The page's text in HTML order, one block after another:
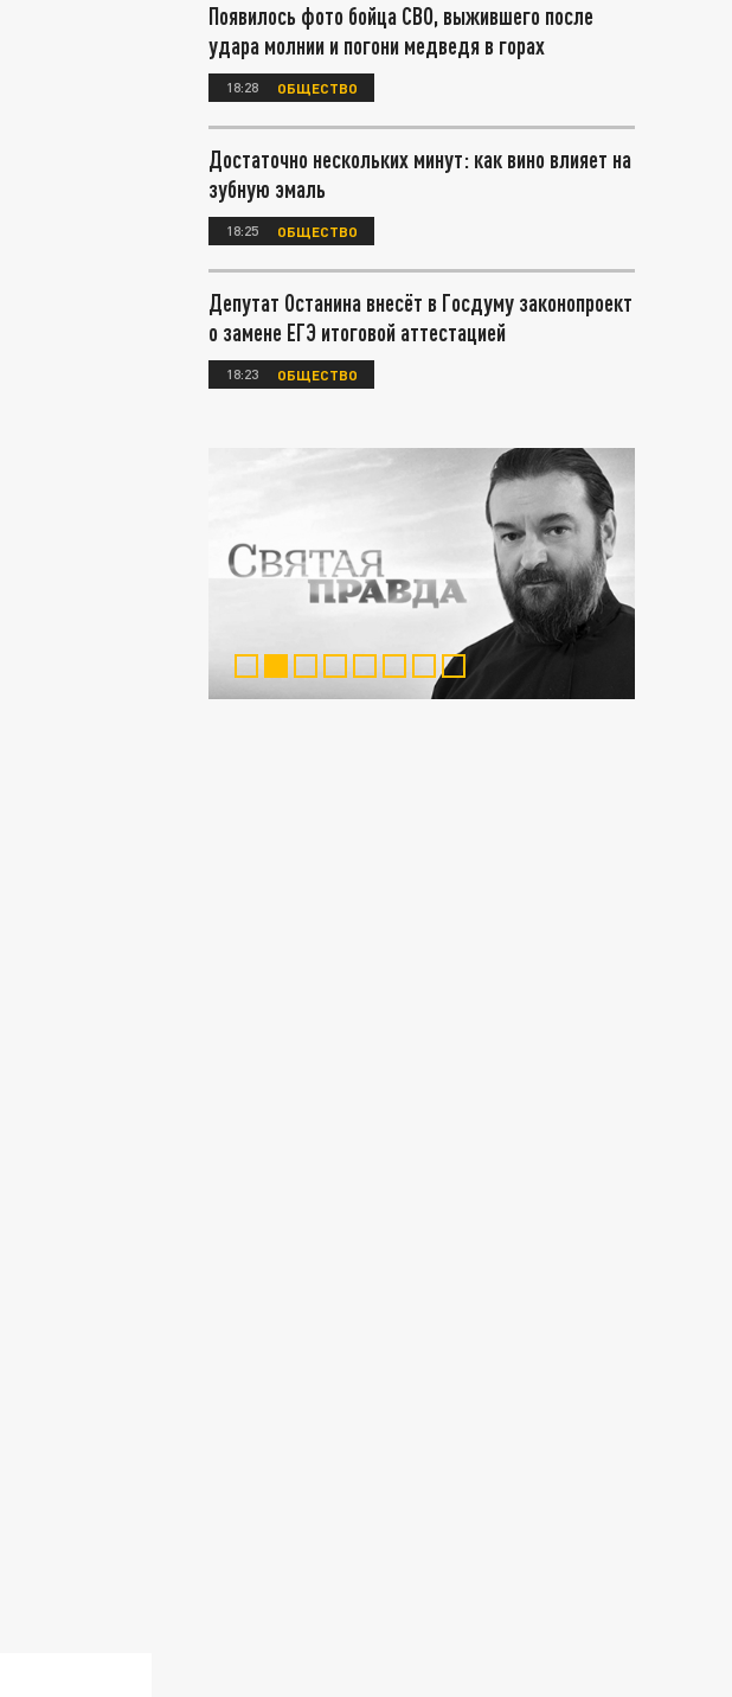
Появилось фото бойца СВО, выжившего после
удара молнии и погони медведя в горах
18:28 ОБЩЕСТВО
Достаточно нескольких минут: как вино влияет на
зубную эмаль
18:25 ОБЩЕСТВО
Депутат Останина внесёт в Госдуму законопроект
о замене ЕГЭ итоговой аттестацией
18:23 ОБЩЕСТВО